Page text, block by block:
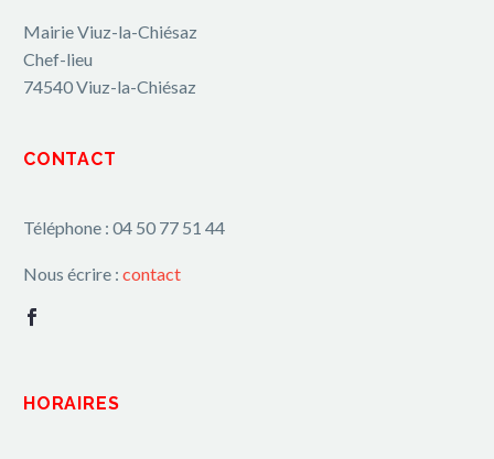
Mairie Viuz-la-Chiésaz
Chef-lieu
74540 Viuz-la-Chiésaz
CONTACT
Téléphone : 04 50 77 51 44
Nous écrire : contact
HORAIRES